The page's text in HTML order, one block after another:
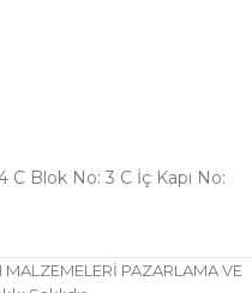
C Blok No: 3 C İç Kapı No:
PAZARLAMA VE